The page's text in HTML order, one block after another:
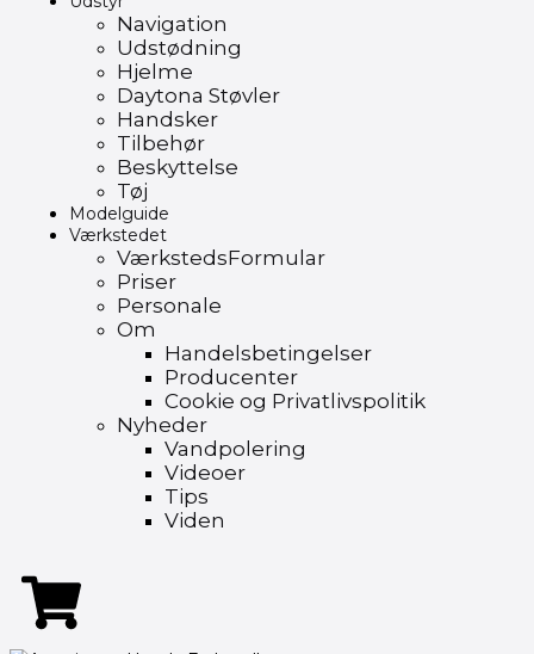
Navigation
Udstødning
Hjelme
Daytona Støvler
Handsker
Tilbehør
Beskyttelse
Tøj
Modelguide
Værkstedet
VærkstedsFormular
Priser
Personale
Om
Handelsbetingelser
Producenter
Cookie og Privatlivspolitik
Nyheder
Vandpolering
Videoer
Tips
Viden